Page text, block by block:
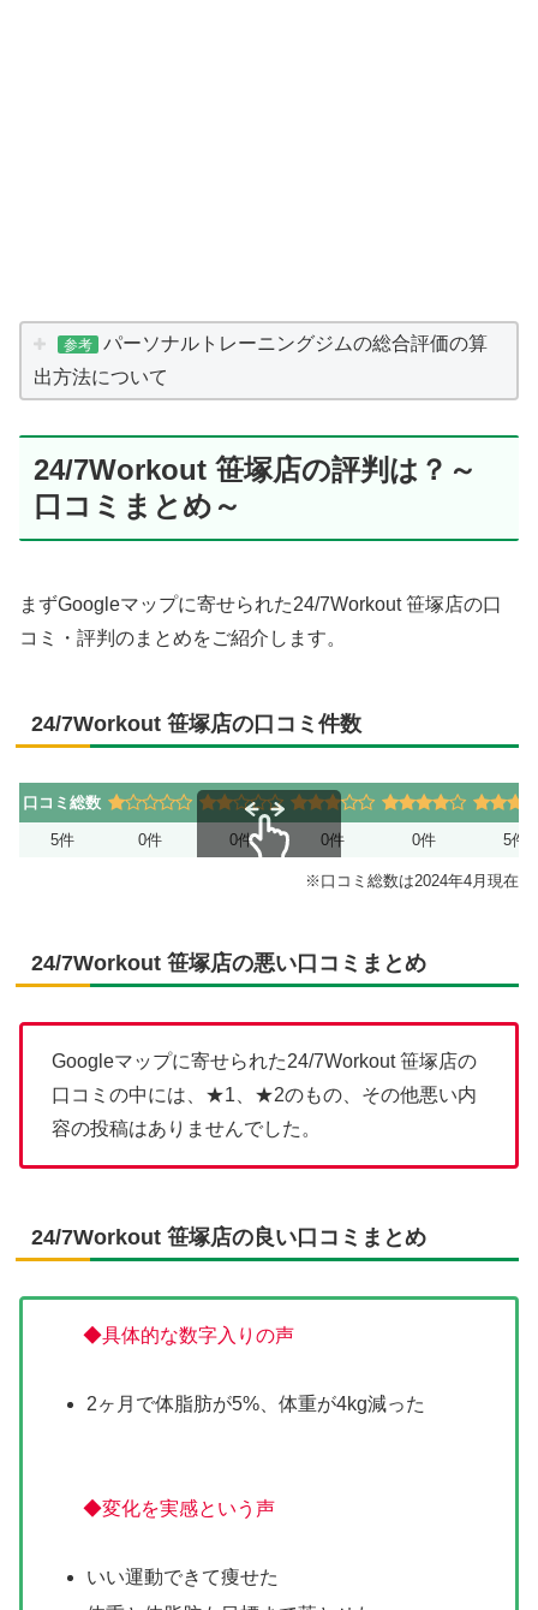
参考
パーソナルトレーニングジムの総合評価の算
出方法について
24/7Workout 笹塚店の評判は？～
口コミまとめ～
まずGoogleマップに寄せられた24/7Workout 笹塚店の口
コミ・評判のまとめをご紹介します。
24/7Workout 笹塚店の口コミ件数
口コミ総数
5件 0件 0件 0件 0件 5件
スクロールできます※口コミ総数は2024年4月現在
24/7Workout 笹塚店の悪い口コミまとめ
Googleマップに寄せられた24/7Workout 笹塚店の
口コミの中には、★1、★2のもの、その他悪い内
容の投稿はありませんでした。
24/7Workout 笹塚店の良い口コミまとめ
◆具体的な数字入りの声
2ヶ月で体脂肪が5%、体重が4kg減った
◆変化を実感という声
いい運動できて痩せた